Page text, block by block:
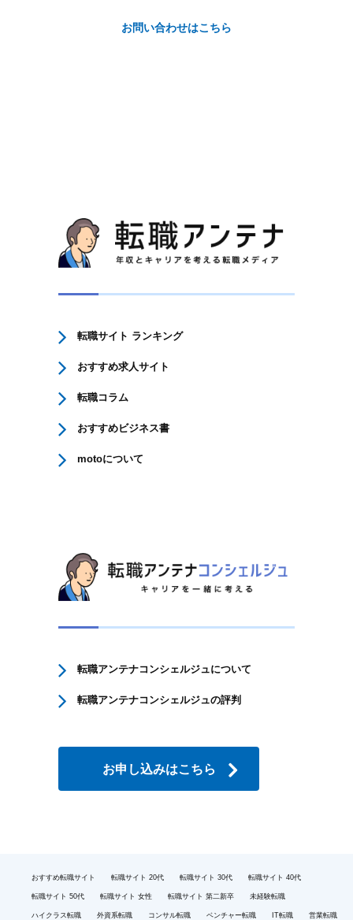
お問い合わせはこちら
転職サイト ランキング
おすすめ求人サイト
転職コラム
おすすめビジネス書
motoについて
転職アンテナコンシェルジュについて
転職アンテナコンシェルジュの評判
お申し込みはこちら
おすすめ転職サイト 転職サイト 20代 転職サイト 30代 転職サイト 40代
転職サイト 50代 転職サイト 女性 転職サイト 第二新卒 未経験転職
ハイクラス転職 外資系転職 コンサル転職 ベンチャー転職 IT転職 営業転職